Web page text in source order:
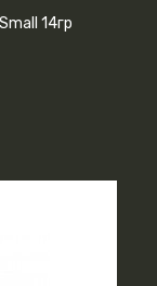
14гр